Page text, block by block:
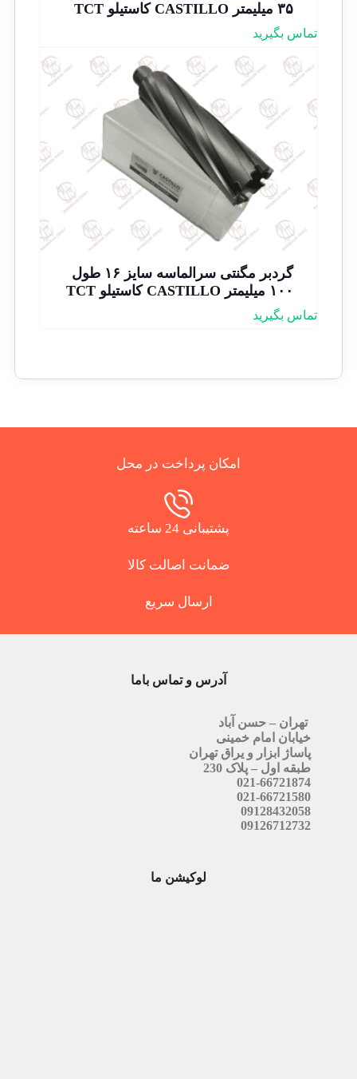
۳۵ میلیمتر CASTILLO کاستیلو TCT
تماس بگیرید
گردبر مگنتی سرالماسه سایز ۱۶ طول
۱۰۰ میلیمتر CASTILLO کاستیلو TCT
تماس بگیرید
امکان پرداخت در محل
پشتیبانی 24 ساعته
ضمانت اصالت کالا
ارسال سریع
آدرس و تماس باما
تهران – حسن آباد
خیابان امام خمینی
پاساژ ابزار و یراق تهران
طبقه اول – پلاک 230
021-66721874
021-66721580
09128432058
09126712732
لوکیشن ما